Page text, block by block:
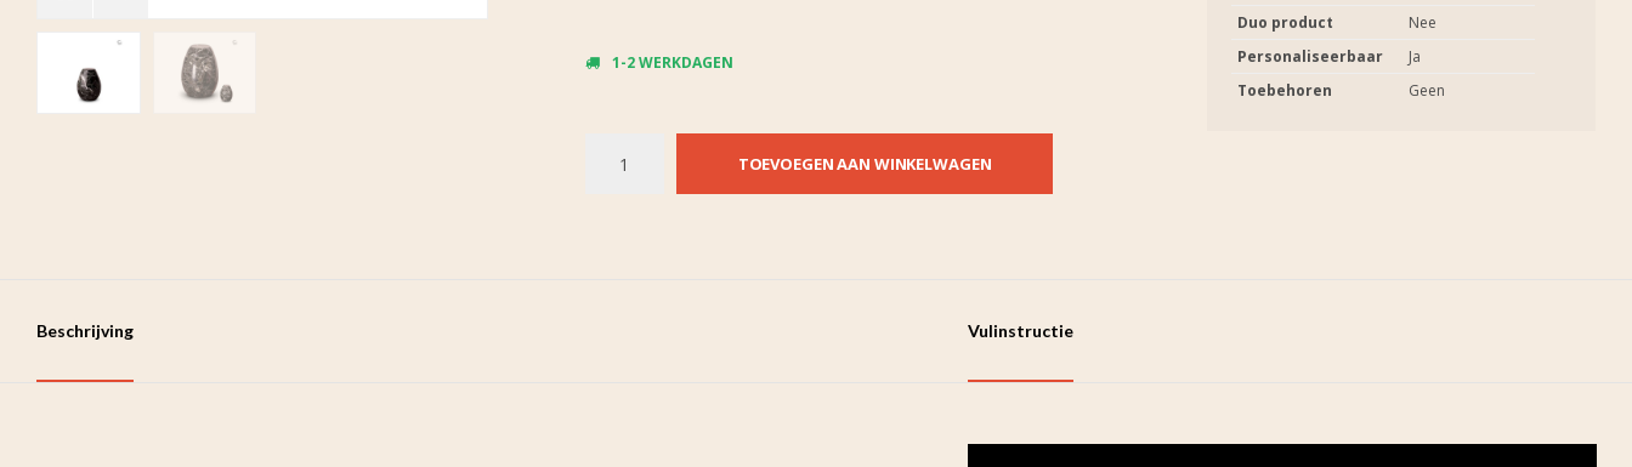
1-2 WERKDAGEN
TOEVOEGEN AAN WINKELWAGEN
Duo product
Nee
Personaliseerbaar
Ja
Toebehoren
Geen
Beschrijving Vulinstructie